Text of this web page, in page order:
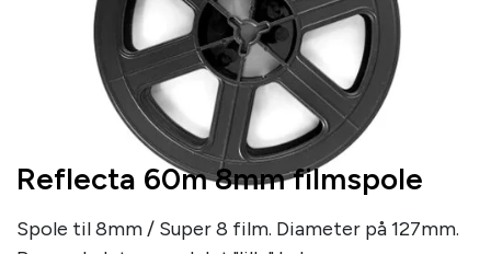
Reflecta 60m 8mm filmspole
Spole til 8mm / Super 8 film. Diameter på 127mm.